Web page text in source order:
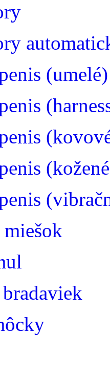
(umelé)
miešok